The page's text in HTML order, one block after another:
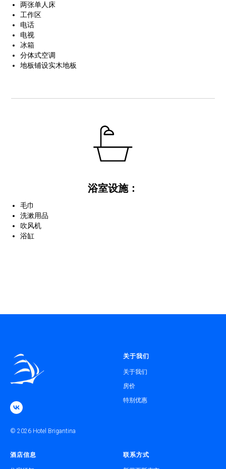
两张单人床
工作区
电话
电视
冰箱
分体式空调
地板铺设实木地板
浴室设施：
毛巾
洗漱用品
吹风机
浴缸
© 2026 Hotel Brigantina
关于我们
关于我们
房价
特别优惠
酒店信息 联系方式